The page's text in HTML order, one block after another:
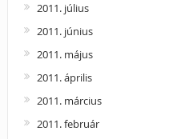
2011. július
2011. június
2011. május
2011. április
2011. március
2011. február